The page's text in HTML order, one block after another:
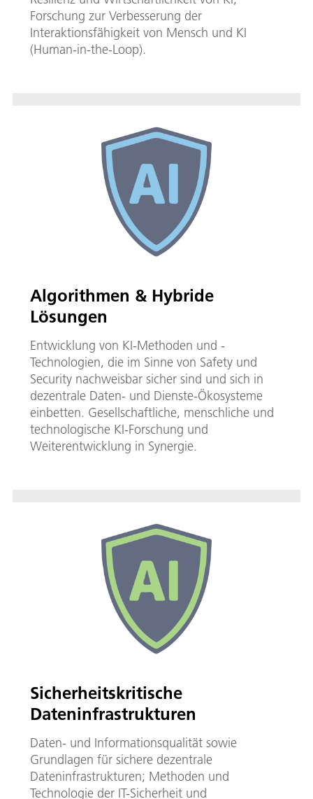
Forschung zur Verbesserung der
Interaktionsfähigkeit von Mensch und KI
(Human-in-the-Loop).
Algorithmen & Hybride
Lösungen
Entwicklung von KI-Methoden und -
Technologien, die im Sinne von Safety und
Security nachweisbar sicher sind und sich in
dezentrale Daten- und Dienste-Ökosysteme
einbetten. Gesellschaftliche, menschliche und
technologische KI-Forschung und
Weiterentwicklung in Synergie.
Sicherheitskritische
Dateninfrastrukturen
Daten- und Informationsqualität sowie
Grundlagen für sichere dezentrale
Dateninfrastrukturen; Methoden und
Technologie der IT-Sicherheit und